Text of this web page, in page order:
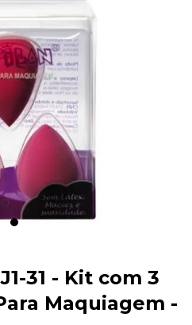
31 - Kit com 3
Maquiagem -